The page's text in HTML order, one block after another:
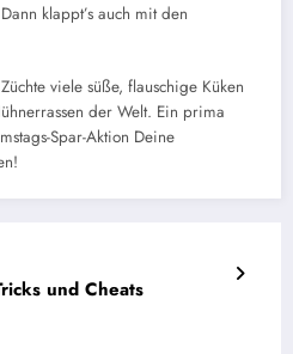
klappt’s auch mit den
viele süße, flauschige Küken
der Welt. Ein prima
Spar-Aktion Deine
und Cheats